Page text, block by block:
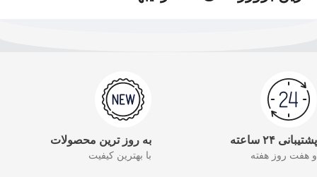
پشتیبانی ۲۴ ساعته
و هفت روز هفته
به روز ترین محصولات
با بهترین کیفیت